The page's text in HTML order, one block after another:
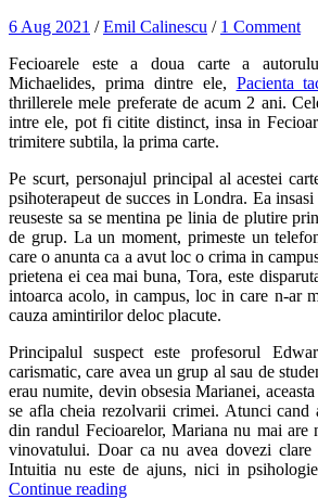
6 Aug 2021 /Emil Calinescu / 1 Comment
Fecioarele este a doua carte a
Michaelides, prima dintre ele, Pacienta
thrillerele mele preferate de acum 2 ani.
intre ele, pot fi citite distinct, insa in
trimitere subtila, la prima carte.
Pe scurt, personajul principal al acestei
psihoterapeut de succes in Londra. Ea
reuseste sa se mentina pe linia de plutire
de grup. La un moment, primeste un
care o anunta ca a avut loc o crima in
prietena ei cea mai buna, Tora, este
intoarca acolo, in campus, loc in care n-ar
cauza amintirilor deloc placute.
Principalul suspect este profesorul
carismatic, care avea un grup al sau de
erau numite, devin obsesia Marianei,
se afla cheia rezolvarii crimei. Atunci cand
din randul Fecioarelor, Mariana nu mai
vinovatului. Doar ca nu avea dovezi clare
Intuitia nu este de ajuns, nici in
Continue reading